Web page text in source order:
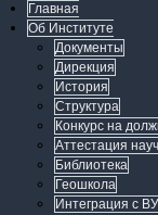
Главная
Об Институте
Документы
Дирекция
История
Структура
Конкурс на
Аттестация
Библиотека
Геошкола
Интеграция с